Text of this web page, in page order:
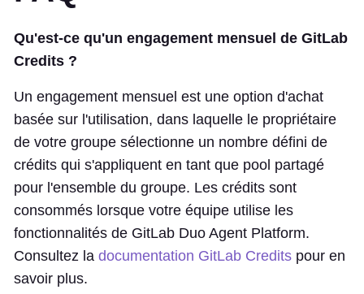
Qu'est-ce qu'un engagement mensuel de GitLab
Credits ?
Un engagement mensuel est une option d'achat
basée sur l'utilisation, dans laquelle le propriétaire
de votre groupe sélectionne un nombre défini de
crédits qui s'appliquent en tant que pool partagé
pour l'ensemble du groupe. Les crédits sont
consommés lorsque votre équipe utilise les
fonctionnalités de GitLab Duo Agent Platform.
Consultez la documentation GitLab Credits pour en
savoir plus.